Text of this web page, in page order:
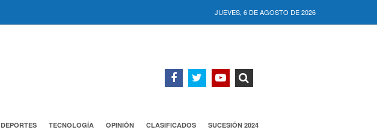
JUEVES, 6 DE AGOSTO DE 2026
DEPORTES TECNOLOGÍA OPINIÓN CLASIFICADOS SUCESIÓN 2024